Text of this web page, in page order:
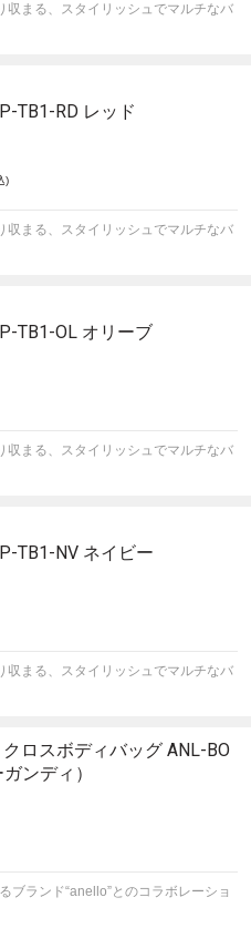
収まる、スタイリッシュでマルチなバ
TB1-RD レッド
)
収まる、スタイリッシュでマルチなバ
TB1-OL オリーブ
収まる、スタイリッシュでマルチなバ
TB1-NV ネイビー
収まる、スタイリッシュでマルチなバ
クロスボディバッグ ANL-BO
ンディ）
ブランド“anello”とのコラボレーショ